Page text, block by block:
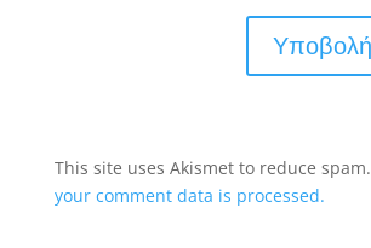
This site uses Akismet to reduce spam.
your comment data is processed.